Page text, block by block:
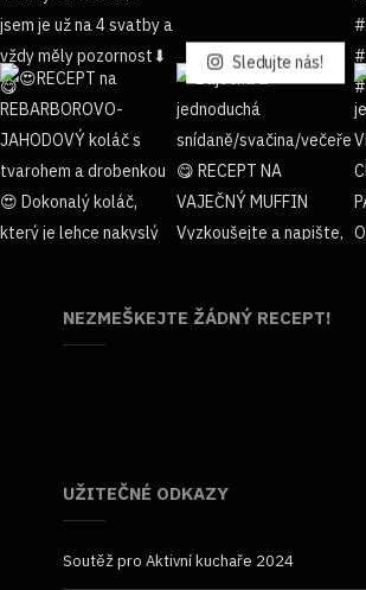
Sledujte nás!
NEZMEŠKEJTE ŽÁDNÝ RECEPT!
UŽITEČNÉ ODKAZY
Soutěž pro Aktivní kuchaře 2024